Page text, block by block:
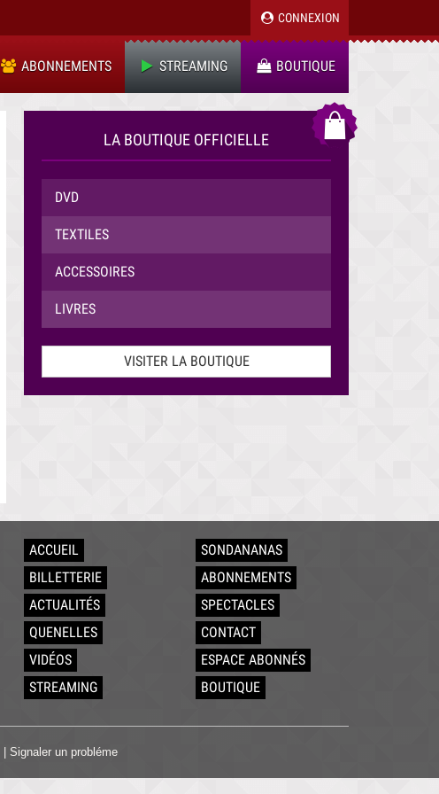
CONNEXION
ABONNEMENTS STREAMING BOUTIQUE
LA BOUTIQUE OFFICIELLE
DVD
TEXTILES
ACCESSOIRES
LIVRES
VISITER LA BOUTIQUE
ACCUEIL
BILLETTERIE
ACTUALITÉS
QUENELLES
VIDÉOS
STREAMING
SONDANANAS
ABONNEMENTS
SPECTACLES
CONTACT
ESPACE ABONNÉS
BOUTIQUE
Signaler un probléme